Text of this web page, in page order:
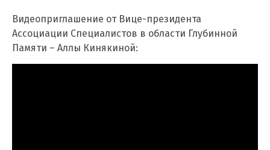
Видеоприглашение от Вице-президента
Ассоциации Специалистов в области Глубинной
Памяти – Аллы Кинякиной: